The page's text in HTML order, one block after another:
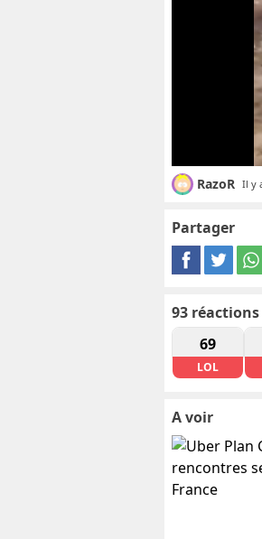
RazoR Il y
Partager
93 réactions
69
LOL
A voir